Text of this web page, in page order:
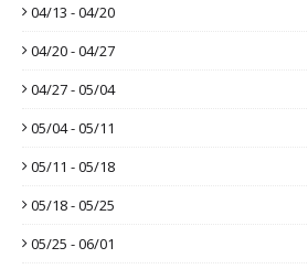
04/13 - 04/20
04/20 - 04/27
04/27 - 05/04
05/04 - 05/11
05/11 - 05/18
05/18 - 05/25
05/25 - 06/01